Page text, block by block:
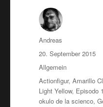
Autor
Andreas
Veröffentlicht
am
20. September 2015
Kategorien
Allgemein
Schlagwörter
Actionfigur,Amarillo
Light Yellow, Episodo
okulo de la scienco,